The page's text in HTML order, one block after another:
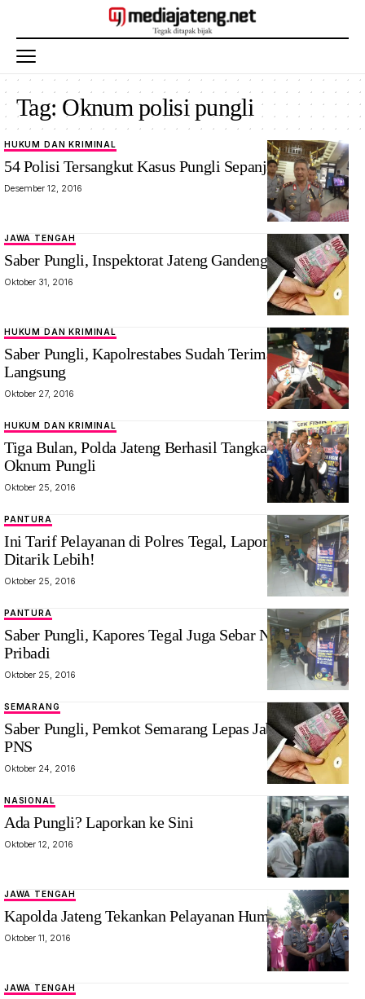
Tag: Oknum polisi pungli
HUKUM DAN KRIMINAL
54 Polisi Tersangkut Kasus Pungli Sepanjang 2016
Desember 12, 2016
JAWA TENGAH
Saber Pungli, Inspektorat Jateng Gandeng KPK
Oktober 31, 2016
HUKUM DAN KRIMINAL
Saber Pungli, Kapolrestabes Sudah Terima Aduan
Langsung
Oktober 27, 2016
HUKUM DAN KRIMINAL
Tiga Bulan, Polda Jateng Berhasil Tangkap Puluhan
Oknum Pungli
Oktober 25, 2016
PANTURA
Ini Tarif Pelayanan di Polres Tegal, Laporkan Jika
Ditarik Lebih!
Oktober 25, 2016
PANTURA
Saber Pungli, Kapores Tegal Juga Sebar Nomor Hp
Pribadi
Oktober 25, 2016
SEMARANG
Saber Pungli, Pemkot Semarang Lepas Jabatan Dua
PNS
Oktober 24, 2016
NASIONAL
Ada Pungli? Laporkan ke Sini
Oktober 12, 2016
JAWA TENGAH
Kapolda Jateng Tekankan Pelayanan Humanis
Oktober 11, 2016
JAWA TENGAH